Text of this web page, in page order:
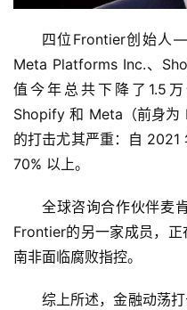
四位Frontier创始人
Meta Platforms Inc.、
值今年总共下降了1.5
Shopify 和 Meta（前身为
的打击尤其严重：自 2021
70% 以上。
全球咨询合作伙伴麦
Frontier的另一家成员，
南非面临腐败指控。
综上所述，金融动荡